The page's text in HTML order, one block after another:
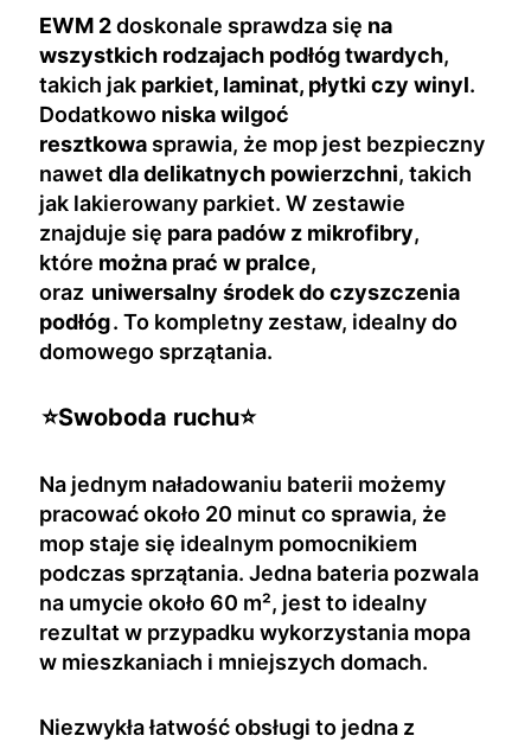
EWM 2doskonale sprawdza się na
wszystkich rodzajach podłóg twardych,
takich jak parkiet, laminat, płytki czy winyl.
Dodatkowo niska wilgoć
resztkowa sprawia, że mop jest bezpieczny
nawet dla delikatnych powierzchni, takich
jak lakierowany parkiet. W zestawie
znajduje się para padów z mikrofibry,
które można prać w pralce,
oraz uniwersalny środek do czyszczenia
podłóg. To kompletny zestaw, idealny do
domowego sprzątania.
⭐Swoboda ruchu⭐
Na jednym naładowaniu baterii możemy
pracować około 20 minut co sprawia, że
mop staje się idealnym pomocnikiem
podczas sprzątania. Jedna bateria pozwala
na umycie około 60 m², jest to idealny
rezultat w przypadku wykorzystania mopa
w mieszkaniach i mniejszych domach.
Niezwykła łatwość obsługi to jedna z